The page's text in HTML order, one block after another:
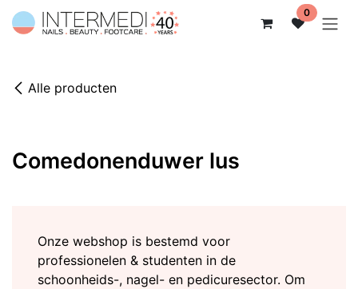
Overslaan naar inhoud 0
Alle producten
Comedonenduwer lus
Onze webshop is bestemd voor
professionelen & studenten in de
schoonheids-, nagel- en pedicuresector. Om